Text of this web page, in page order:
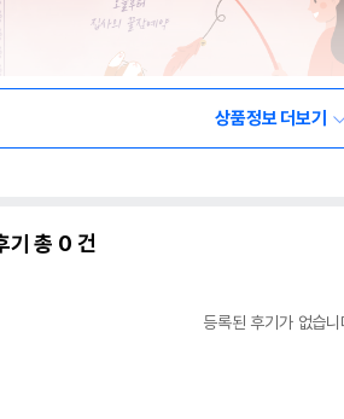
상품정보 더보기
기 총 0 건
등록된 후기가 없습니